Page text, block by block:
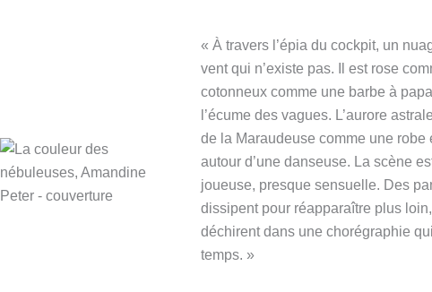
« À travers l’épia du cockpit, un
vent qui n’existe pas. Il est rose
cotonneux comme une barbe à
l’écume des vagues. L’aurore
de la Maraudeuse comme une robe
autour d’une danseuse. La scène
joueuse, presque sensuelle. Des
dissipent pour réapparaître plus
déchirent dans une chorégraphie
temps. »